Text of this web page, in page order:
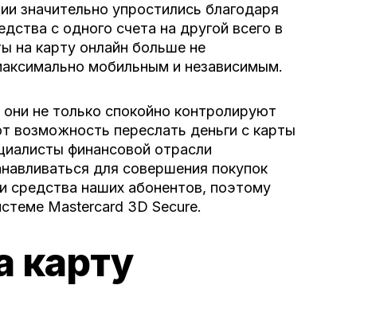
значительно упростились благодаря
с одного счета на другой всего в
на карту онлайн больше не
мобильным и независимым.
не только спокойно контролируют
возможность переслать деньги с карты
финансовой отрасли
для совершения покупок
наших абонентов, поэтому
Mastercard 3D Secure.
карту